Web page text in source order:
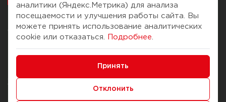
О компании
История Компании
Журнал
Наши марки
Помощь
Доставка и оплата
Способы оплаты
аналитики (Яндекс.Метрика) для анализа
посещаемости и улучшения работы сайта. Вы
можете принять использование аналитических
cookie или отказаться.
Подробнее
Принять
Отклонить